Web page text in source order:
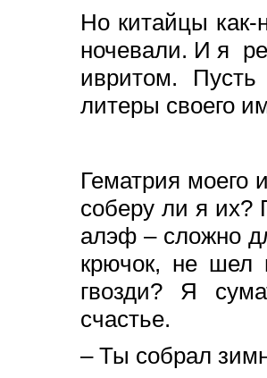
Но китайцы
ночевали. И я
ивритом.
литеры своего
Гематрия моего
соберу ли я
алэф – сложно
крючок, не шел
гвозди? Я
счастье.
– Ты собрал